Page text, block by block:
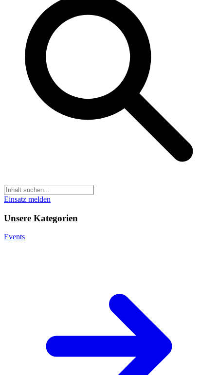
Einsatz melden
Unsere Kategorien
Events